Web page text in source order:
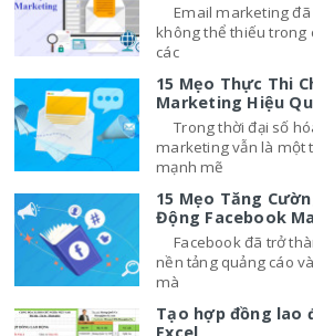
Email marketing đã
không thể thiếu trong
các
15 Mẹo Thực Thi
Marketing Hiệu
Trong thời đại số
marketing vẫn là một
mạnh mẽ
15 Mẹo Tăng
Động Facebook
Facebook đã trở
nền tảng quảng cáo
mà
Tạo hợp đồng lao